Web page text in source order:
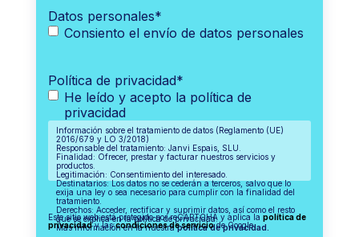
Datos personales*
Consiento el envío de datos personales
Política de privacidad*
He leído y acepto la política de
privacidad
Información sobre el tratamiento de datos (Reglamento (UE)
2016/679 y LO 3/2018)
Responsable del tratamiento: Janvi Espais, SLU.
Finalidad: Ofrecer, prestar y facturar nuestros servicios y
productos.
Legitimación: Consentimiento del interesado.
Destinatarios: Los datos no se cederán a terceros, salvo que lo
exija una ley o sea necesario para cumplir con la finalidad del
tratamiento.
Derechos: Acceder, rectificar y suprimir datos, así como el resto
que se explica en la política de privacidad.
Más información en la nuestrapolítica de privacidad.
Este sitio web está protegido por reCAPTCHA y aplica la política de
privacidady lascondiciones de serviciode Google.